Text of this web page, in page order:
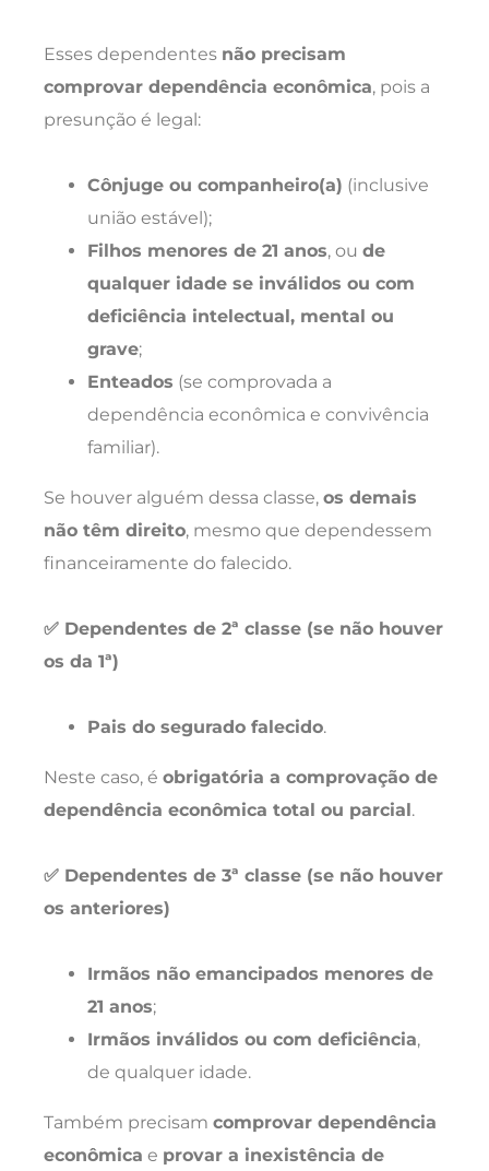
Esses dependentes não precisam
comprovar dependência econômica, pois a
presunção é legal:
Cônjuge ou companheiro(a) (inclusive
união estável);
Filhos menores de 21 anos, ou de
qualquer idade se inválidos ou com
deficiência intelectual, mental ou
grave;
Enteados (se comprovada a
dependência econômica e convivência
familiar).
Se houver alguém dessa classe, os demais
não têm direito, mesmo que dependessem
financeiramente do falecido.
✅ Dependentes de 2ª classe (se não houver
os da 1ª)
Pais do segurado falecido.
Neste caso, é obrigatória a comprovação de
dependência econômica total ou parcial.
✅ Dependentes de 3ª classe (se não houver
os anteriores)
Irmãos não emancipados menores de
21 anos;
Irmãos inválidos ou com deficiência,
de qualquer idade.
Também precisam comprovar dependência
econômica e provar a inexistência de